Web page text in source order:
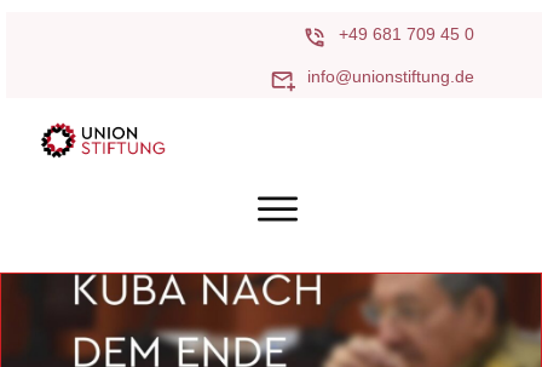
+49 681 709 45 0
info@unionstiftung.de